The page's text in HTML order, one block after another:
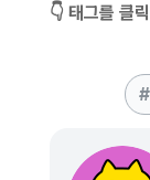
👇 태그를 클